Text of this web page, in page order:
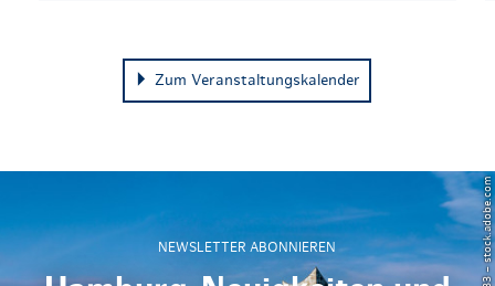
Zum Veranstaltungskalender
NEWSLETTER ABONNIEREN © Powell83 – stock.adobe.com